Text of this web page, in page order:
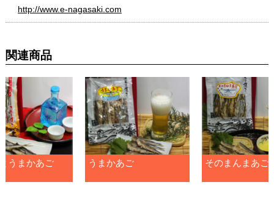
http://www.e-nagasaki.com
関連商品
うまかあご うまかあご そのまんまあご